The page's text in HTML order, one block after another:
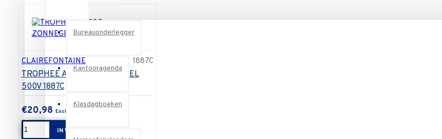
Bureauonderlegger
Kantooragenda
Klasdagboeken
CLAIREFONTAINE 1887C
TROPHEE A3 80G ZONNEGEEL
500V 1887C
€20,98
IN WINKELWAGEN